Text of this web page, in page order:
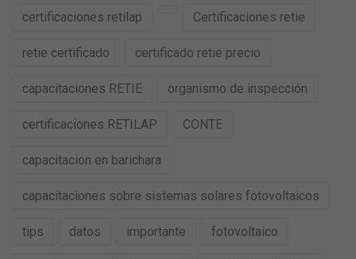
certificaciones retilap Certificaciones retie
retie certificado certificado retie precio
capacitaciones RETIE organismo de inspección
certificaciones RETILAP CONTE
capacitacion en barichara
capacitaciones sobre sistemas solares fotovoltaicos
tips datos importante fotovoltaico